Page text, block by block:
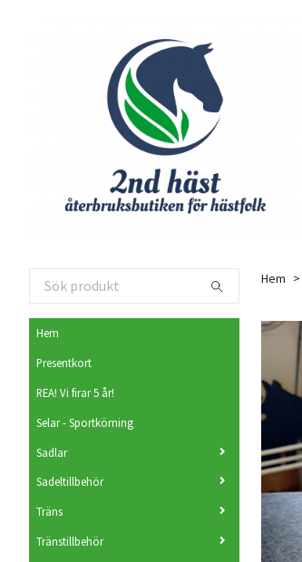
Hem
Presentkort
REA! Vi firar 5 år!
Selar - Sportkörning
Sadlar
Sadeltillbehör
Träns
Tränstillbehör
Hem